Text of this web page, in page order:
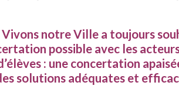
Vivons notre Ville a toujours
possible avec les
: une concertation
solutions adéquates et